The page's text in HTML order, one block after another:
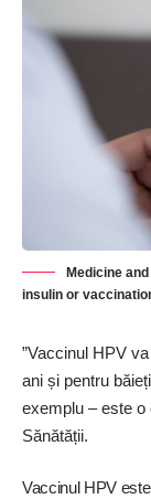
Medicine
insulin or
”Vaccinul HPV
ani și pentru
exemplu – este o
Sănătății.
Vaccinul HPV